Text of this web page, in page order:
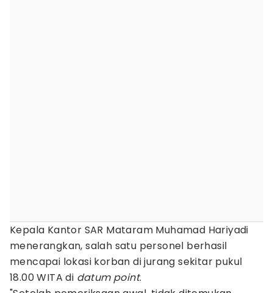
Kepala Kantor SAR Mataram Muhamad Hariyadi
menerangkan, salah satu personel berhasil
mencapai lokasi korban di jurang sekitar pukul
18.00 WITA di datum point.